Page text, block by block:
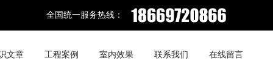
全国统一服务热线：
文章 工程案例 室内效果 联系我们 在线留言